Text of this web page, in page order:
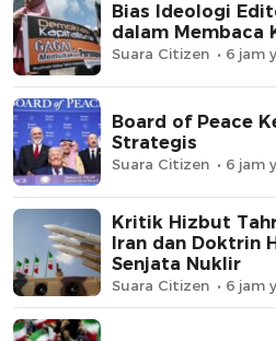
Bias Ideologi
dalam Membaca
Suara Citizen 6 jam
Board of Peace
Strategis
Suara Citizen 6 jam
Kritik Hizbut
Iran dan Doktrin
Senjata Nuklir
Suara Citizen 6 jam